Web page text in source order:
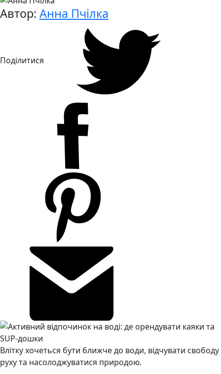
Автор: Анна Пчілка
Поділитися
Влітку хочеться бути ближче до води, відчувати свободу
руху та насолоджуватися природою.